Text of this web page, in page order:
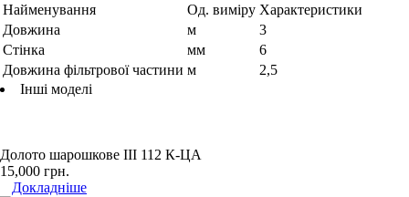
Найменування
Од. виміру Характеристики
Довжина
м
3
Стінка
мм
6
Довжина фільтрової частини м
2,5
Інші моделі
Долото шарошкове ІІІ 112 К-ЦА
15,000 грн.
Докладніше